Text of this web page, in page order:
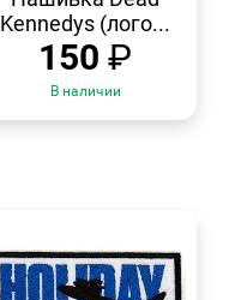
Kennedys (лого...
150 ₽
В наличии